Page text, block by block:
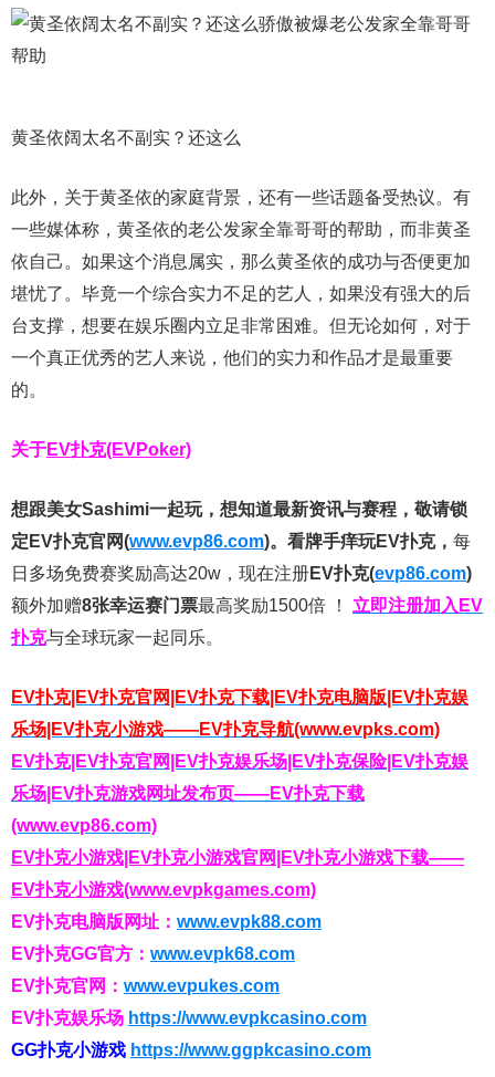
黄圣依阔太名不副实？还这么
此外，关于黄圣依的家庭背景，还有一些话题备受热议。有
一些媒体称，黄圣依的老公发家全靠哥哥的帮助，而非黄圣
依自己。如果这个消息属实，那么黄圣依的成功与否便更加
堪忧了。毕竟一个综合实力不足的艺人，如果没有强大的后
台支撑，想要在娱乐圈内立足非常困难。但无论如何，对于
一个真正优秀的艺人来说，他们的实力和作品才是最重要
的。
关于EV扑克(EVPoker)
想跟美女Sashimi一起玩， 想知道最新资讯与赛程， 敬请锁
定EV扑克官网(www.evp86.com)。 看牌手痒玩EV扑克， 每
日多场免费赛奖励高达20w，现在注册EV扑克(evp86.com)
额外加赠8张幸运赛门票最高奖励1500倍 ！ 立即注册加入EV
扑克与全球玩家一起同乐。
EV扑克|EV扑克官网|EV扑克下载|EV扑克电脑版|EV扑克娱
乐场|EV扑克小游戏——EV扑克导航(www.evpks.com)
EV扑克|EV扑克官网|EV扑克娱乐场|EV扑克保险|EV扑克娱
乐场|EV扑克游戏网址发布页——EV扑克下载
(www.evp86.com)
EV扑克小游戏|EV扑克小游戏官网|EV扑克小游戏下载——
EV扑克小游戏(www.evpkgames.com)
EV扑克电脑版网址： www.evpk88.com
EV扑克GG官方： www.evpk68.com
EV扑克官网： www.evpukes.com
EV扑克娱乐场 https://www.evpkcasino.com
GG扑克小游戏 https://www.ggpkcasino.com